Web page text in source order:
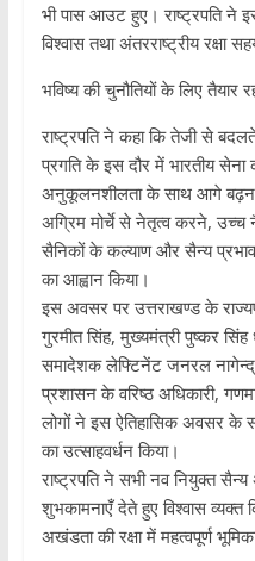
भी पास आउट हुए। राष्ट्रपति ने
विश्वास तथा अंतरराष्ट्रीय रक्षा
भविष्य की चुनौतियों के लिए तैयार
राष्ट्रपति ने कहा कि तेजी से
प्रगति के इस दौर में भारतीय
अनुकूलनशीलता के साथ आगे बढ़ना
अग्रिम मोर्चे से नेतृत्व करने, उच्च
सैनिकों के कल्याण और सैन्य
का आह्वान किया।
इस अवसर पर उत्तराखण्ड के
गुरमीत सिंह, मुख्यमंत्री पुष्कर
समादेशक लेफ्टिनेंट जनरल
प्रशासन के वरिष्ठ अधिकारी,
लोगों ने इस ऐतिहासिक अवसर के
का उत्साहवर्धन किया।
राष्ट्रपति ने सभी नव नियुक्त सैन्य
शुभकामनाएँ देते हुए विश्वास व्यक्त
अखंडता की रक्षा में महत्वपूर्ण